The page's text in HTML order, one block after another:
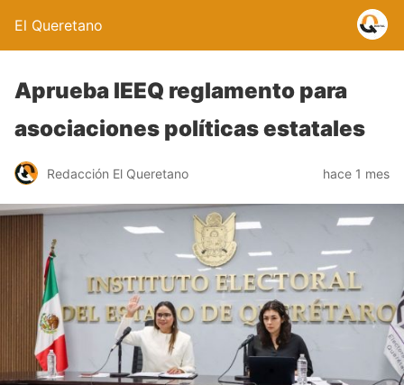
El Queretano
Aprueba IEEQ reglamento para
asociaciones políticas estatales
Redacción El Queretano hace 1 mes